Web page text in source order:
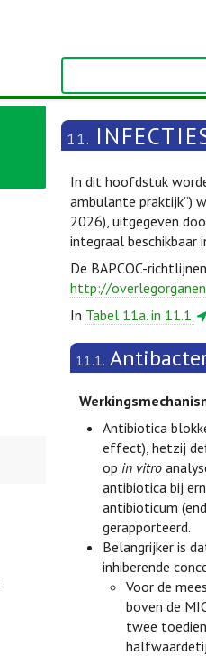
11.
In dit hoofdstuk
ambulante praktijk”)
2026), uitgegeven
integraal beschikbaar
De BAPCOC-
http://
In Tabel 11a. in 11.1.
11.1.
Antibiotica
effect), hetzij
op in vitro
antibiotica bij
antibioticum
gerapporteerd.
Belangrijker is
inhiberende
Voor de
boven de
twee